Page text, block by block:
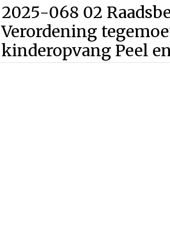
2025-068 02
Verordening
kinderopvang Peel